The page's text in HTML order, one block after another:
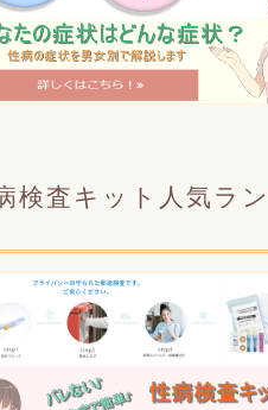
検査キット人気ラ